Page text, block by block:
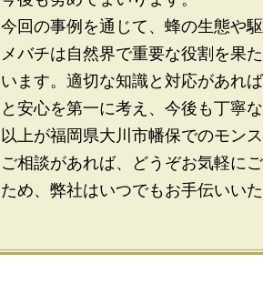
今回の事例を通じて、蜂の生態や
メバチは自然界で重要な役割を果
います。適切な知識と対応があれ
と安心を第一に考え、今後も丁寧
以上が福岡県大川市幡保でのモン
ご相談があれば、どうぞお気軽に
ため、弊社はいつでもお手伝いいた